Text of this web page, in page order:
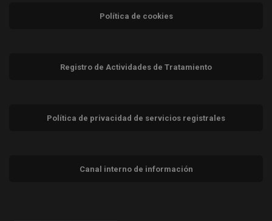
Política de cookies
Registro de Actividades de Tratamiento
Política de privacidad de servicios registrales
Canal interno de información